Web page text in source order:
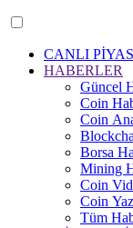
CANLI
HABERLER
Güncel
Coin
Coin
Borsa
Mining
Coin
Coin
Tüm